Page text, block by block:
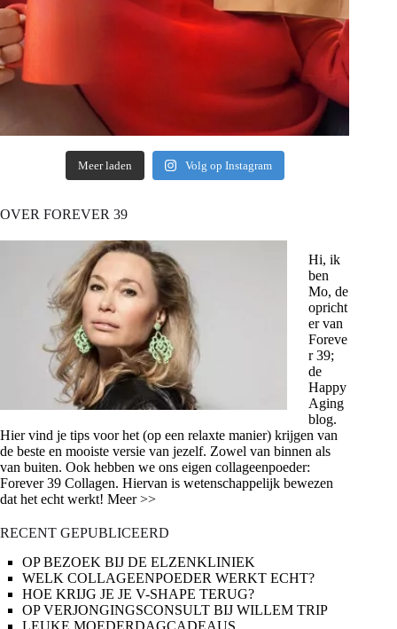
Meer laden Volg op Instagram
OVER FOREVER 39
Hi, ik
ben
Mo, de
opricht
er van
Foreve
r 39;
de
Happy
Aging
blog.
Hier vind je tips voor het (op een relaxte manier) krijgen van
de beste en mooiste versie van jezelf. Zowel van binnen als
van buiten. Ook hebben we ons eigen collageenpoeder:
Forever 39 Collagen. Hiervan is wetenschappelijk bewezen
dat het echt werkt! Meer >>
RECENT GEPUBLICEERD
OP BEZOEK BIJ DE ELZENKLINIEK
WELK COLLAGEENPOEDER WERKT ECHT?
HOE KRIJG JE JE V-SHAPE TERUG?
OP VERJONGINGSCONSULT BIJ WILLEM TRIP
LEUKE MOEDERDAGCADEAUS